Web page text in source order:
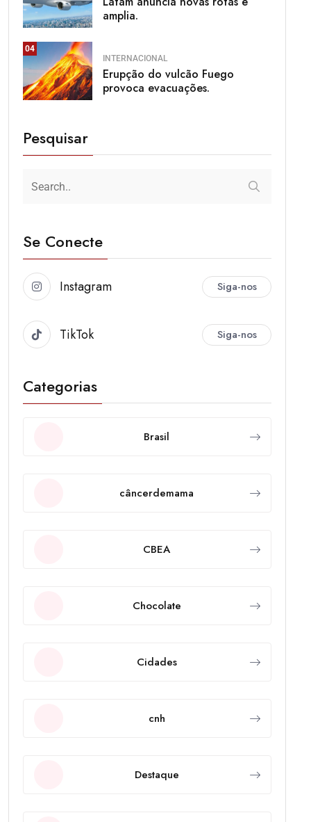
amplia.
04
INTERNACIONAL
Erupção do vulcão Fuego
provoca evacuações.
Pesquisar
Se Conecte
Instagram Siga-nos
TikTok Siga-nos
Categorias
Brasil
câncerdemama
CBEA
Chocolate
Cidades
cnh
Destaque